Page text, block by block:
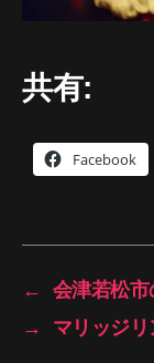
共有:
Facebook
←
会津若松市
→
マリッジリ